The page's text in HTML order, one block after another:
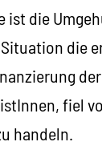
ist die
die
fiel
handeln.